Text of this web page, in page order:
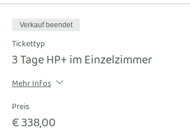
Verkauf beendet
Tickettyp
3 Tage HP+ im Einzelzimmer
Mehr Infos
Preis
€ 338,00